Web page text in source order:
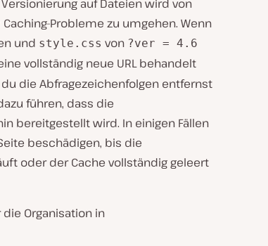
Versionierung auf Dateien wird von
Probleme zu umgehen. Wenn
und style.css von ?ver = 4.6
vollständig neue URL behandelt
die Abfragezeichenfolgen entfernst
führen, dass die
bereitgestellt wird. In einigen Fällen
beschädigen, bis die
oder der Cache vollständig geleert
Organisation in